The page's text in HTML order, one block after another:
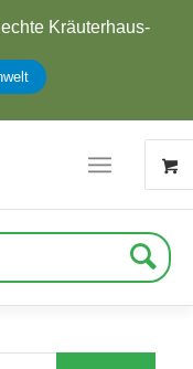
und5 € Rabatt
Suche